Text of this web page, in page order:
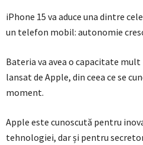
iPhone 15 va aduce una dintre
un telefon mobil: autonomie
Bateria va avea o capacitate
lansat de Apple, din ceea ce se
moment.
Apple este cunoscută pentru
tehnologiei, dar și pentru